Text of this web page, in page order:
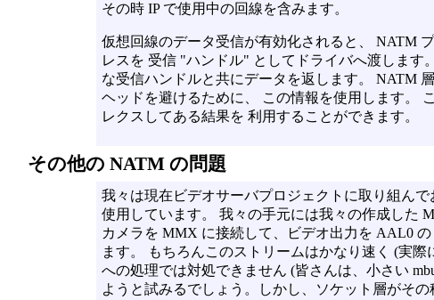
その時 IP で使用中の回線を含みます。
仮想回線のデータ受信が有効化されると、 NATM
レスを 受信 "ハンドル" としてドライバへ渡します
な受信ハンドルと共にデータを返します。 NATM
ヘッドを避けるために、 この情報を使用します。
レクスしてある結果を 利用することができます。
その他の NATM の問題
我々は現在ビデオサーバプロジェクトに取り組ん
使用しています。 我々の手元には我々の作成した
カメラを MMX に接続して、ビデオ出力を AAL0
ます。 もちろんこのストリームはかなり速く (実
への処理では対処できません (皆さんは、小さい
ようと試みるでしょう。しかし、ソケット層がそ